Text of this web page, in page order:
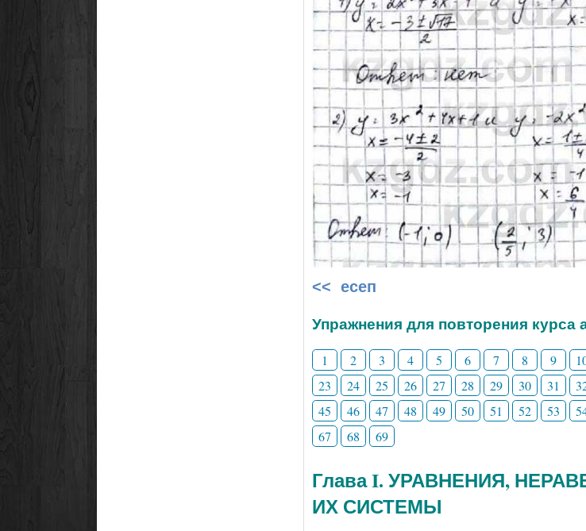
<< есеп
Упражнения для повторения курса
1 2 3 4 5 6 7 8 9
23
24 25 26 27 28 29 30 31
45
46 47 48 49 50 51 52 53
67
68 69
Глава I. УРАВНЕНИЯ,
ИХ СИСТЕМЫ